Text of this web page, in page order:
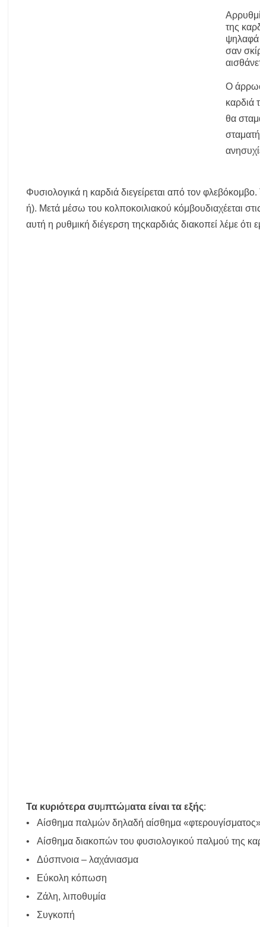
Χαλκιδική: Άμεση η κατάσβεση πυρκαγιάς σε χαμηλή βλάστηση
Η ΘΕΙΑ ΜΕΤΑΜΟΡΦΩΣΙΣ ΤΟΥ ΣΩΤΗΡΟΣ ΗΜΩΝ ΙΗΣΟΥ
Υπογράφηκε η σύμβαση για την ενεργειακή αναβάθμιση του
Δήμος Κασσάνδρας: Εντός μικροβιολογικών ορίων το νερό στη
Ιερά Πανήγυρις: Κοιμήσεως Θεοτόκου Πορταριάς Χαλκιδικής
της
ψηλαφά
σαν
Ο
καρδιά
θα
Φυσιολογικά η καρδιά διεγείρεται από τον
ή). Μετά μέσω του κολποκοιλιακού κόμβουδιαχέεται
αυτή η ρυθμική διέγερση τηςκαρδιάς διακοπεί λέμε ότι
Τα κυριότερα συμπτώματα είναι τα εξής:
• Αίσθημα παλμών δηλαδή αίσθημα «φτερουγίσματος»
• Αίσθημα διακοπών του φυσιολογικού παλμού της
• Δύσπνοια – λαχάνιασμα
• Εύκολη κόπωση
• Ζάλη, λιποθυμία
• Συγκοπή